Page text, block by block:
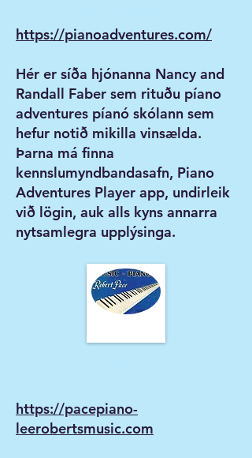
https://pianoadventures.com/
Hér er síða hjónanna Nancy and
Randall Faber sem rituðu píano
adventures píanó skólann sem
hefur notið mikilla vinsælda.
Þarna má finna
kennslumyndbandasafn, Piano
Adventures Player app, undirleik
við lögin, auk alls kyns annarra
nytsamlegra upplýsinga.
https://pacepiano-
leerobertsmusic.com